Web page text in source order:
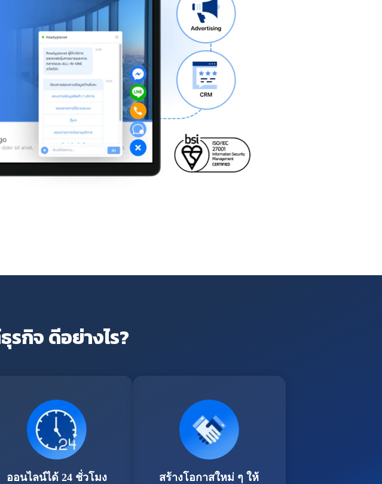
รกิจ ดีอย่างไร?
ออนไลน์ได้ 24 ชั่วโมง
สร้างโอกาสใหม่ ๆ ให้